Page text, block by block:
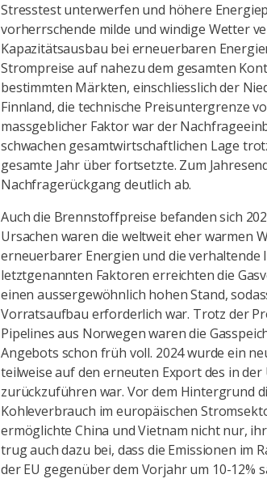
Stresstest unterwerfen und höhere
vorherrschende milde und windige Wetter
Kapazitätsausbau bei erneuerbaren
Strompreise auf nahezu dem gesamten
bestimmten Märkten, einschliesslich der
Finnland, die technische Preisuntergrenze
massgeblicher Faktor war der
schwachen gesamtwirtschaftlichen Lage
gesamte Jahr über fortsetzte. Zum
Nachfragerückgang deutlich ab.
Auch die Brennstoffpreise befanden sich
Ursachen waren die weltweit eher warmen
erneuerbarer Energien und die
letztgenannten Faktoren erreichten die
einen aussergewöhnlich hohen Stand,
Vorratsaufbau erforderlich war. Trotz der
Pipelines aus Norwegen waren die
Angebots schon früh voll. 2024 wurde ein
teilweise auf den erneuten Export des in
zurückzuführen war. Vor dem Hintergrund
Kohleverbrauch im europäischen
ermöglichte China und Vietnam nicht nur,
trug auch dazu bei, dass die Emissionen im
der EU gegenüber dem Vorjahr um 10-12%